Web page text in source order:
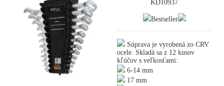
KD10937
Bestseller
Súprava je vyrobená zo CRV
ocele. Skladá sa z 12 kusov
kľúčov s veľkosťami:
6-14 mm
17 mm